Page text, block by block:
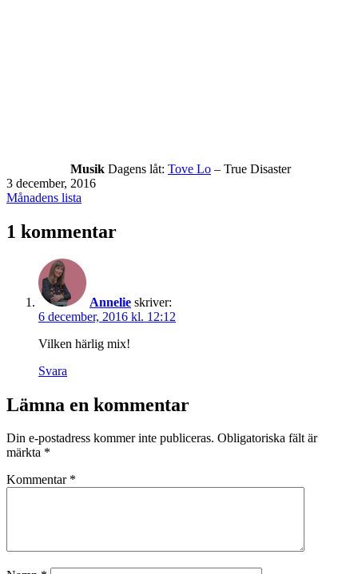
Musik Dagens låt: Tove Lo – True Disaster
Publicerat
den
3 december, 2016
Kategoriserat
Månadens lista
1 kommentar
Annelie skriver:
6 december, 2016 kl. 12:12
Vilken härlig mix!
Svara
Lämna en kommentar
Din e-postadress kommer inte publiceras. Obligatoriska fält är
märkta *
Kommentar *